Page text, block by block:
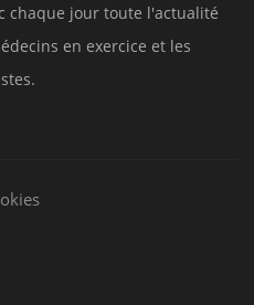
chaque jour toute l'actualité
en exercice et les